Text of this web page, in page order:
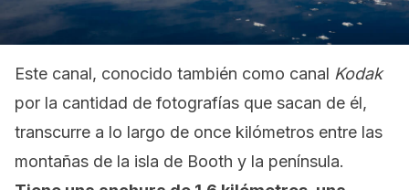
Este canal, conocido también como canal Kodak
por la cantidad de fotografías que sacan de él,
transcurre a lo largo de once kilómetros entre las
montañas de la isla de Booth y la península.